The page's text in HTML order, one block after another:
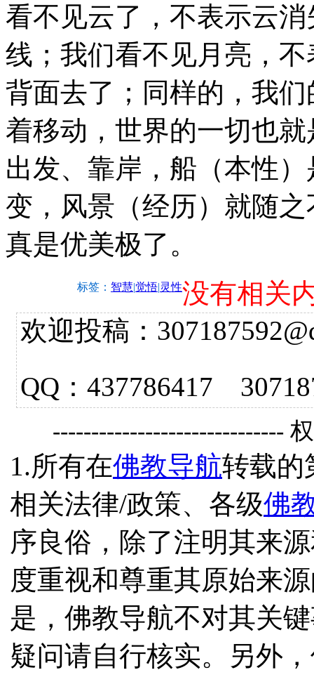
看不见云了，不表示云
线；我们看不见月亮，
背面去了；同样的，我
着移动，世界的一切也
出发、靠岸，船（本性
变，风景（经历）就随
真是优美极了。
标签： 智慧|觉悟|灵性没有相关
欢迎投稿：
QQ：437786417
------------------------------
1.所有在佛教导航转载的
相关法律/政策、各级佛
序良俗，除了注明其来
度重视和尊重其原始来
是，佛教导航不对其关
疑问请自行核实。另外